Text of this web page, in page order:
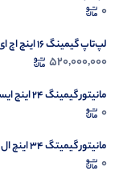
0
Ultra 9
520,000,000
مانیتور گیمینگ 24 اینج ایسوس مدل ASUS VA249HG
0
مانیتور گیمیتگ 34 اینچ ال جی مدل LG UltraWide 34WQ650-W
0
0